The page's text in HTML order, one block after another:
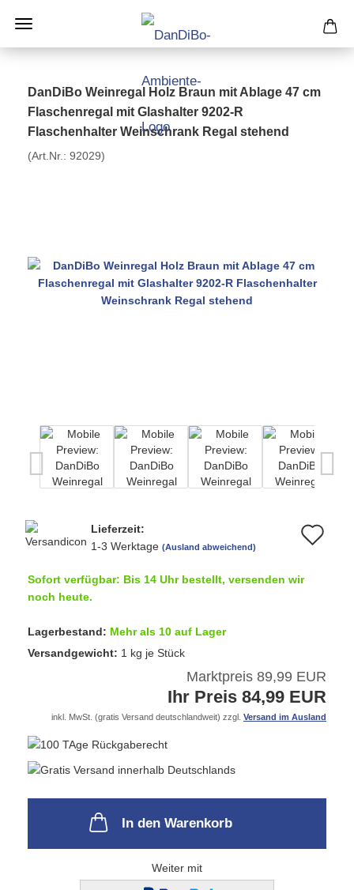
DanDiBo Weinregal Holz Braun mit Ablage 47 cm
Flaschenregal mit Glashalter 9202-R
Flaschenhalter Weinschrank Regal stehend
(Art.Nr.: 92029)
Lieferzeit:
1-3 Werktage (Ausland abweichend)
Sofort verfügbar: Bis 14 Uhr bestellt, versenden wir
noch heute.
Lagerbestand: Mehr als 10 auf Lager
Versandgewicht: 1 kg je Stück
Marktpreis 89,99 EUR
Ihr Preis 84,99 EUR
inkl. MwSt. (gratis Versand deutschlandweit) zzgl. Versand im Ausland
In den Warenkorb
Weiter mit